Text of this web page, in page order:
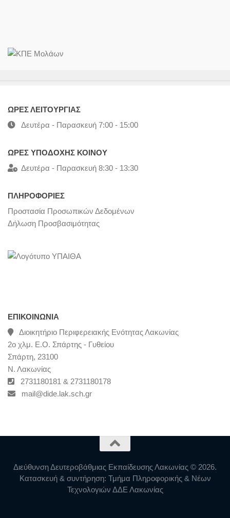
ΩΡΕΣ ΛΕΙΤΟΥΡΓΙΑΣ
Δευτέρα - Παρασκευή 7:00 - 15:00
ΩΡΕΣ ΥΠΟΔΟΧΗΣ ΚΟΙΝΟΥ
Δευτέρα - Παρασκευή 8:30 - 13:30
ΠΛΗΡΟΦΟΡΙΕΣ
Προστασία Προσωπικών Δεδομένων
Δήλωση Προσβασιμότητας
ΕΠΙΚΟΙΝΩΝΊΑ
Διοικητήριο Περιφερειακής Ενότητας Λακωνίας
2ο χλμ. Ε.Ο. Σπάρτης - Γυθείου
Σπάρτη, 23100
Ν. Λακωνίας
2731180181 & 2731180178
mail@dide.lak.sch.gr
Διεύθυνση Δευτεροβάθμιας Εκπαίδευσης Λακωνίας © 2026.
Κατασκευή & συντήρηση: Τμήμα Πληροφορικής & Νέων
Τεχνολογιών ΔΔΕ Λακωνίας